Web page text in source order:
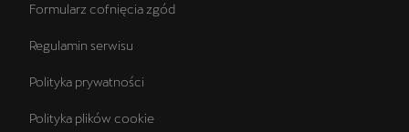
Formularz cofnięcia zgód
Regulamin serwisu
Polityka prywatności
Polityka plików cookie